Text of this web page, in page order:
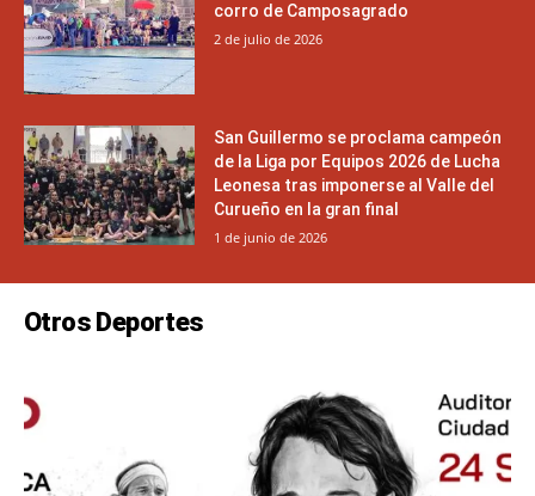
corro de Camposagrado
2 de julio de 2026
San Guillermo se proclama campeón
de la Liga por Equipos 2026 de Lucha
Leonesa tras imponerse al Valle del
Curueño en la gran final
1 de junio de 2026
Otros Deportes